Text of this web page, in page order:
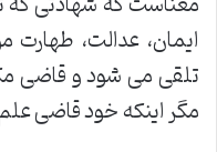
ایمان، عدالت، طهارت
تلقی می شود و قاضی
مگر اینکه خود قاضی